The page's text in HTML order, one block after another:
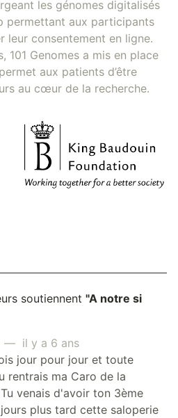
les génomes digitalisés
permettant aux participants
leur consentement en ligne.
101 Genomes a mis en place
aux patients d’être
au cœur de la recherche.
soutiennent "A notre si
— il y a 6 ans
jour pour jour et toute
rentrais ma Caro de la
venais d'avoir ton 3ème
jours plus tard cette saloperie